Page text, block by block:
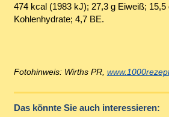
474 kcal (1983 kJ); 27,3 g Eiweiß; 15,5
Kohlenhydrate; 4,7 BE.
Fotohinweis: Wirths PR,
Das könnte Sie auch interessieren: